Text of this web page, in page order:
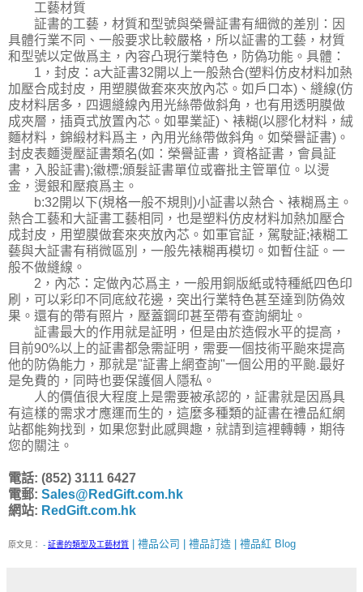
工藝材質
証書的工藝，材質和型號與榮譽証書有細微的差別：因
具體行業不同、一般要求比較嚴格，所以証書的工藝，材質
和型號以定做爲主，內容凸現行業特色，防偽功能。具體：
1，封皮：a大証書32開以上一般熱合(塑料仿皮材料加熱
加壓合成封皮，用塑膜做套來夾放內芯。如戶口本)、縫線(仿
皮材料居多，四週縫線內用光絲帶做斜角，也有用透明膜做
成夾層，插頁式放置內芯。如畢業証)、裱糊(以膠化材料，絨
麵材料，錦緞材料爲主，內用光絲帶做斜角。如榮譽証書)。
封皮表麵燙壓証書類名(如：榮譽証書，資格証書，會員証
書，入股証書);徽標;頒髮証書單位或審批主管單位。以燙
金，燙銀和壓痕爲主。
b:32開以下(規格一般不規則)小証書以熱合、裱糊爲主。
熱合工藝和大証書工藝相同，也是塑料仿皮材料加熱加壓合
成封皮，用塑膜做套來夾放內芯。如軍官証，駕駛証;裱糊工
藝與大証書有稍微區別，一般先裱糊再模切。如暫住証。一
般不做縫線。
2，內芯：定做內芯爲主，一般用銅版紙或特種紙四色印
刷，可以彩印不同底紋花邊，突出行業特色甚至達到防偽效
果。還有的帶有照片，壓蓋鋼印甚至帶有查詢網址。
証書最大的作用就是証明，但是由於造假水平的提高，
目前90%以上的証書都急需証明，需要一個技術平颱來提高
他的防偽能力，那就是"証書上網查詢"一個公用的平颱.最好
是免費的，同時也要保護個人隱私。
人的價值很大程度上是需要被承認的，証書就是因爲具
有這樣的需求才應運而生的，這麼多種類的証書在禮品紅網
站都能夠找到，如果您對此感興趣，就請到這裡轉轉，期待
您的關注。
電話: (852) 3111 6427
電郵: Sales@RedGift.com.hk
網站: RedGift.com.hk
原文見： - 証書的類型及工藝材質 | 禮品公司 | 禮品訂造 | 禮品紅 Blog